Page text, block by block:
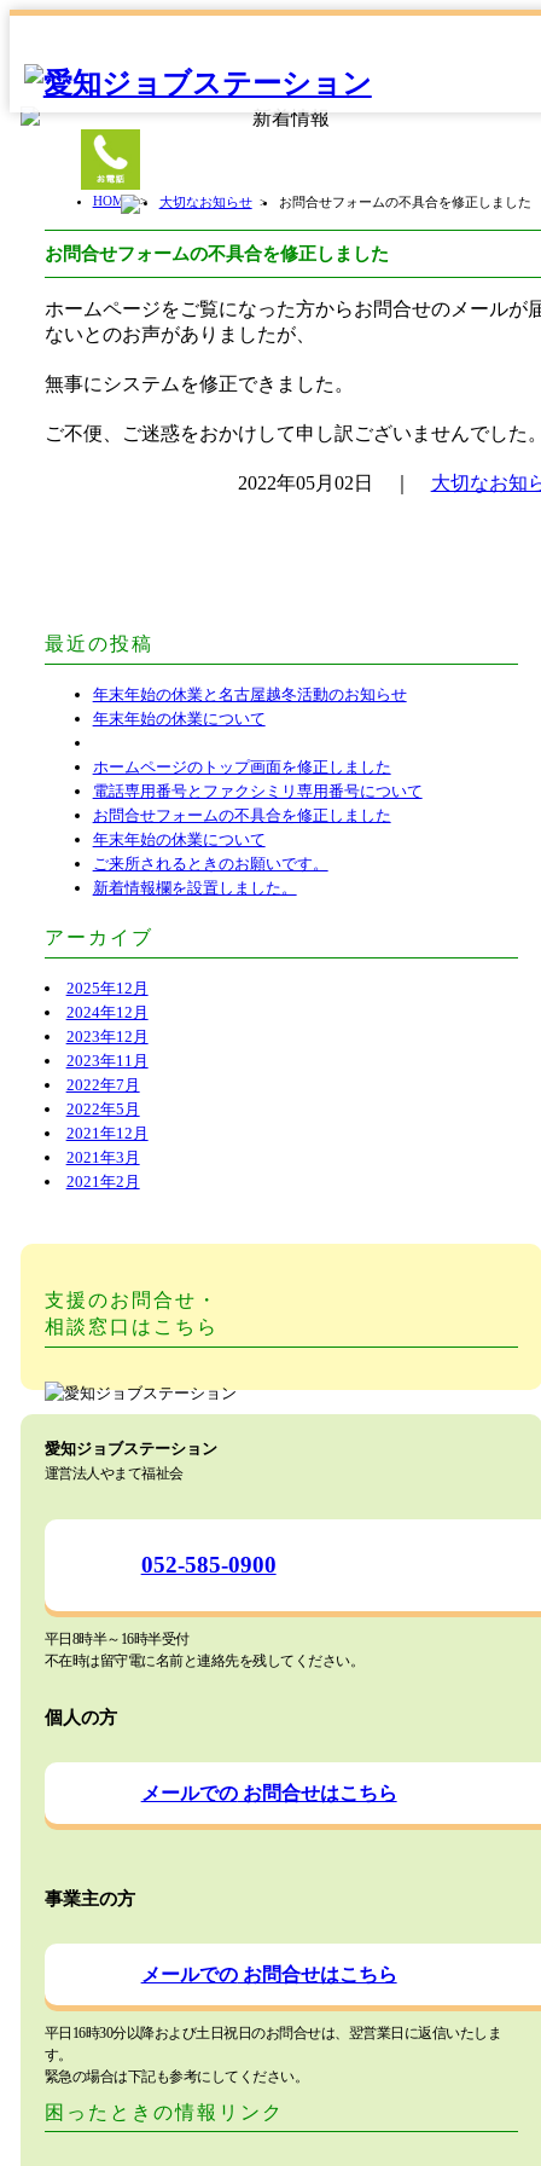
HOME> 大切なお知らせ> お問合せフォームの不具合を修正しました
お問合せフォームの不具合を修正しました
ホームページをご覧になった方からお問合せのメールが
ないとのお声がありましたが、
無事にシステムを修正できました。
ご不便、ご迷惑をおかけして申し訳ございませんでした
2022年05月02日 ｜ 大切なお知
最近の投稿
年末年始の休業と名古屋越冬活動のお知らせ
年末年始の休業について
ホームページのトップ画面を修正しました
電話専用番号とファクシミリ専用番号について
お問合せフォームの不具合を修正しました
年末年始の休業について
ご来所されるときのお願いです。
新着情報欄を設置しました。
アーカイブ
2025年12月
2024年12月
2023年12月
2023年11月
2022年7月
2022年5月
2021年12月
2021年3月
2021年2月
支援のお問合せ・
相談窓口はこちら
愛知ジョブステーション
運営法人やまて福祉会
052-585-0900
平日8時半～16時半受付
不在時は留守電に名前と連絡先を残してください。
個人の方
メールでのお問合せはこちら
事業主の方
メールでのお問合せはこちら
平日16時30分以降および土日祝日のお問合せは、翌営業日に返信いたしま
す。
緊急の場合は下記も参考にしてください。
困ったときの情報リンク